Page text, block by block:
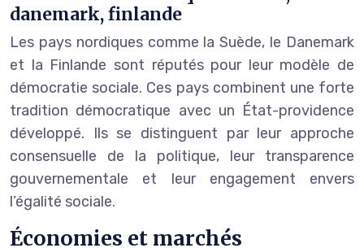
danemark, finlande
Les pays nordiques comme la Suède, le Danemark
et la Finlande sont réputés pour leur modèle de
démocratie sociale. Ces pays combinent une forte
tradition démocratique avec un État-providence
développé. Ils se distinguent par leur approche
consensuelle de la politique, leur transparence
gouvernementale et leur engagement envers
l’égalité sociale.
Économies et marchés